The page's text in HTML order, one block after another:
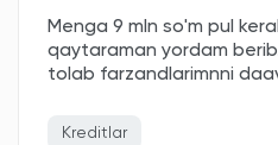
Menga 9 mln so'm pul
qaytaraman yordam
tolab farzandlarimnni
Kreditlar